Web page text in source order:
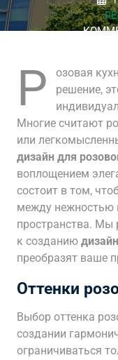
Р
озовая
решение,
Многие считают
или
дизайн для
воплощением
состоит в том,
между нежностью
пространства.
к созданию
преобразят ваше
Оттенки
Выбор оттенка
создании
ограничиваться